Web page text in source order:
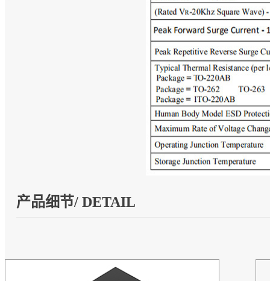
产品细节/ DETAIL